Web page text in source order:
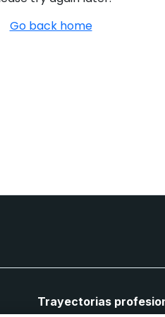
Go back home
Trayectorias